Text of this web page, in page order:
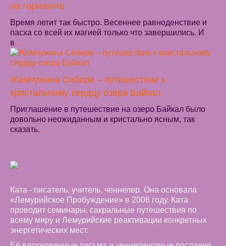
на горизонте
Время летит так быстро. Весеннее равноденствие и
пасха со всей их магией только что завершились. И
в...
Жемчужина Сибири – путешествие к
кристальному сердцу озера Байкал
Приглашение в путешествие на озеро Байкал было
довольно неожиданным и кристально ясным, так
сказать....
Ката - писатель, учитель, ченнелер. Она основала
«Лемурийское Пробуждение» в 2006 году. Ката
проводит семинары, сакральные путешествия по
всему миру и Лемурийские реактивации конкретных
энергетических мест.